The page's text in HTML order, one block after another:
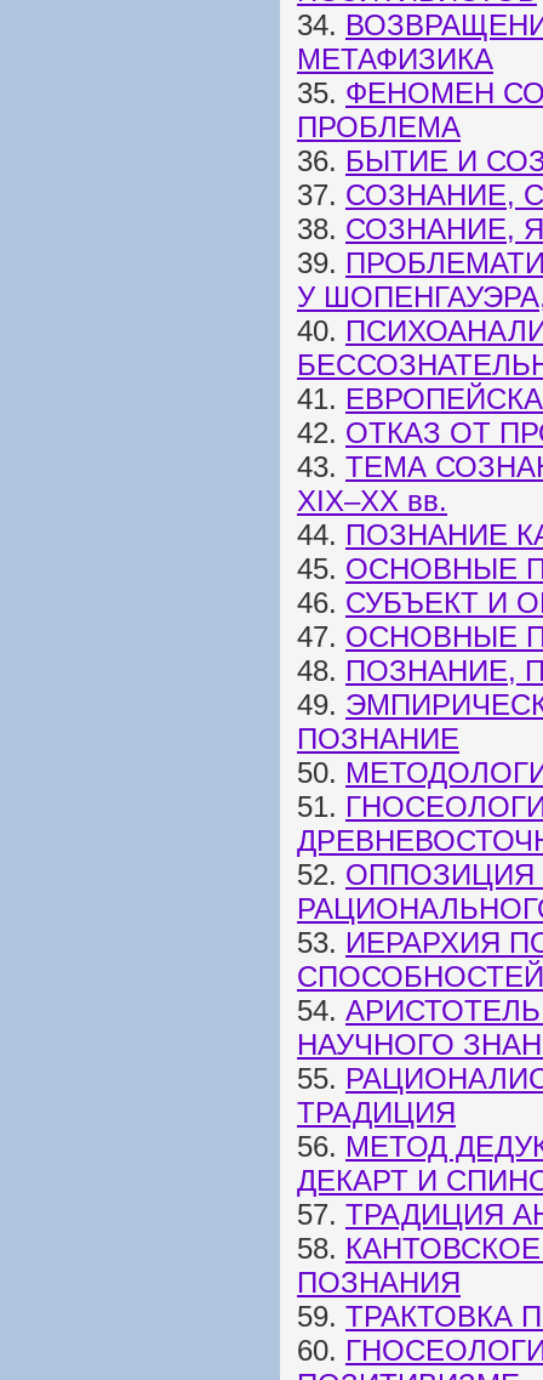
34.
МЕТАФИЗИКА
35. ФЕНОМЕН
ПРОБЛЕМА
36. БЫТИЕ И
37. СОЗНАНИЕ,
38. СОЗНАНИЕ,
39.
У
40.
41.
42. ОТКАЗ ОТ
43. ТЕМА
XIX–XX вв.
44. ПОЗНАНИЕ
45. ОСНОВНЫЕ
46. СУБЪЕКТ И
47. ОСНОВНЫЕ
48. ПОЗНАНИЕ,
49.
ПОЗНАНИЕ
50.
51.
52. ОППОЗИЦИЯ
53. ИЕРАРХИЯ
54.
НАУЧНОГО
55.
ТРАДИЦИЯ
56. МЕТОД
ДЕКАРТ И
57. ТРАДИЦИЯ
58.
ПОЗНАНИЯ
59. ТРАКТОВКА
60.